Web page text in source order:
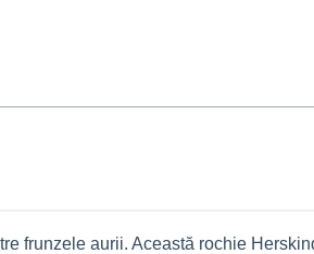
frunzele aurii. Această rochie